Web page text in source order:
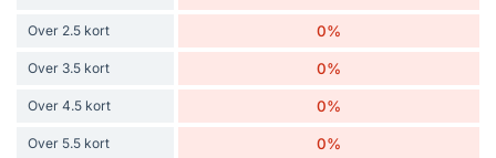
Over 2.5 kort 0%
Over 3.5 kort 0%
Over 4.5 kort 0%
Over 5.5 kort 0%